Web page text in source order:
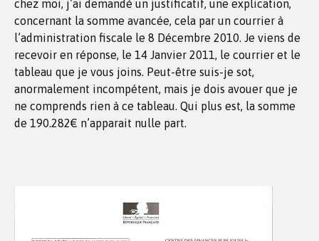
chez moi, j’ai demandé un justificatif, une explication,
concernant la somme avancée, cela par un courrier à
l’administration fiscale le 8 Décembre 2010. Je viens de
recevoir en réponse, le 14 Janvier 2011, le courrier et le
tableau que je vous joins. Peut-être suis-je sot,
anormalement incompétent, mais je dois avouer que je
ne comprends rien à ce tableau. Qui plus est, la somme
de 190.282€ n’apparait nulle part.